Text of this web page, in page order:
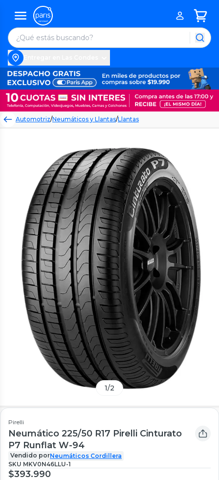
Automotriz/Neumáticos y Llantas/Llantas
1/2
Pirelli
Neumático 225/50 R17 Pirelli Cinturato
P7 Runflat W-94
Vendido porNeumáticos Cordillera
SKU MKV0N46LLU-1
$393.990